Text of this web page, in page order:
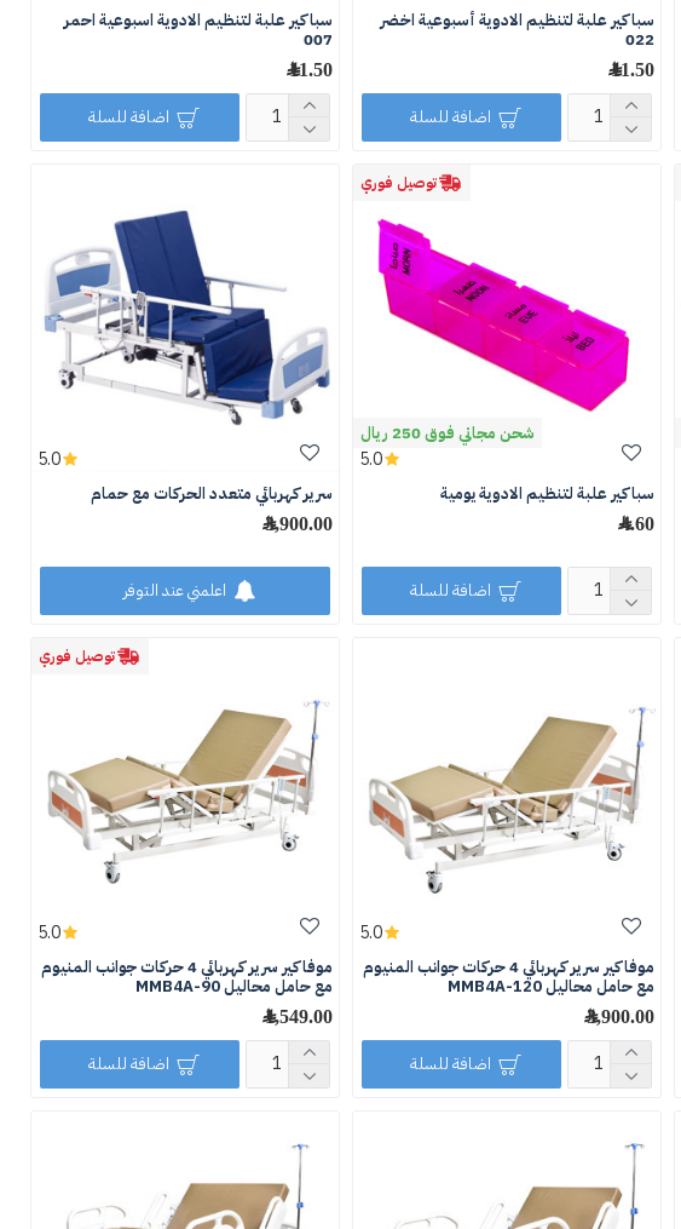
سباكير علبة لتنظيم الادوية أسبوعية اخضر
022
11.50 ﷼
اضافة للسلة
سباكير علبة لتنظيم الادوية اسبوعية احمر
007
11.50 ﷼
اضافة للسلة
توصيل فوري
شحن مجاني فوق 250 ريال
سباكير علبة لتنظيم الادوية يومية
4.60 ﷼
5.0
اضافة للسلة
سرير كهربائي متعدد الحركات مع حمام
3,900.00 ﷼
5.0
اعلمني عند التوفر
موفاكير سرير كهربائي 4 حركات جوانب المنيوم
مع حامل محاليل MMB4A-120
3,900.00 ﷼
5.0
اضافة للسلة
توصيل فوري
موفاكير سرير كهربائي 4 حركات جوانب المنيوم
مع حامل محاليل MMB4A-90
1,549.00 ﷼
5.0
اضافة للسلة